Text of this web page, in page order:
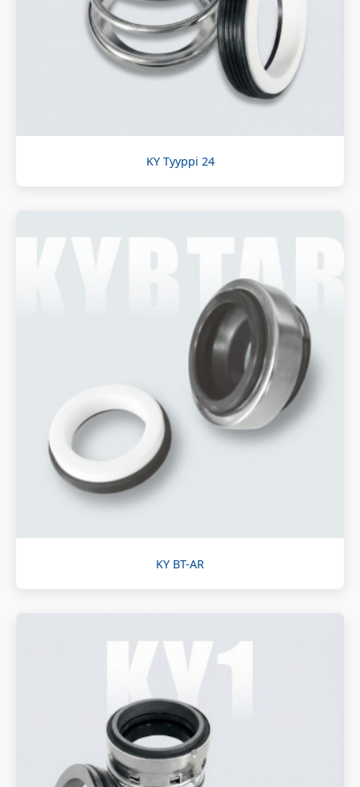
KY Tyyppi 24
KY BT-AR